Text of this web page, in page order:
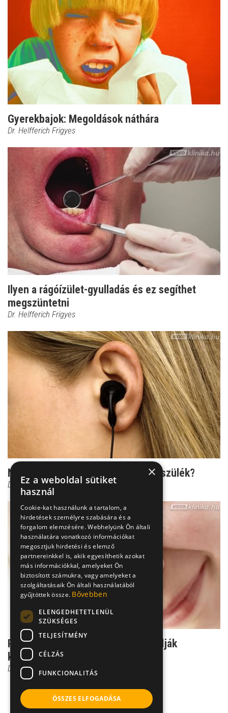
Gyerekbajok: Megoldások náthára
Dr. Helfferich Frigyes
Ilyen a rágóízület-gyulladás és ez segíthet
megszüntetni
Dr. Helfferich Frigyes
Normális dolog-e, ha zúg a hallókészülék?
Dr. Helfferich Frigyes
Porszívós orrszívó: Ezért nem ajánlják
külföldön
Dr. Helfferich Frigyes
×
Ez a weboldal sütiket
használ
Cookie-kat használunk a tartalom, a
hirdetések személyre szabására és a
forgalom elemzésére. Webhelyünk Ön általi
használatára vonatkozó információkat
megosztjuk hirdetési és elemző
partnereinkkel is, akik egyesíthetik azokat
más információkkal, amelyeket Ön
biztosított számukra, vagy amelyeket a
szolgáltatásaik Ön általi használatából
gyűjtöttek össze. Bővebben
ELENGEDHETETLENÜL
SZÜKSÉGES
TELJESÍTMÉNY
CÉLZÁS
FUNKCIONALITÁS
ÖSSZES ELFOGADÁSA